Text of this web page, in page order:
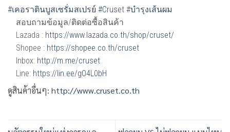
#เคอราตินบูสเซรั่มสเปรย์ #Cruset #บำรุงเส้นผม
สอบถามข้อมูล/ติดต่อซื้อสินค้า
Lazada : https://www.lazada.co.th/shop/cruset/
Shopee : https://shopee.co.th/cruset
Inbox: http://m.me/cruset
Line: https://lin.ee/gO4L0bH
ดูสินค้าอื่นๆ: http://www.cruset.co.th